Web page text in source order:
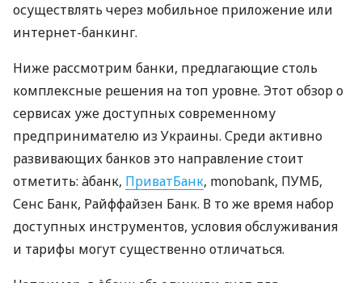
осуществлять через мобильное приложение или
интернет-банкинг.
Ниже рассмотрим банки, предлагающие столь
комплексные решения на топ уровне. Этот обзор о
сервисах уже доступных современному
предпринимателю из Украины. Среди активно
развивающих банков это направление стоит
отметить: àбанк, ПриватБанк, monobank, ПУМБ,
Сенс Банк, Райффайзен Банк. В то же время набор
доступных инструментов, условия обслуживания
и тарифы могут существенно отличаться.